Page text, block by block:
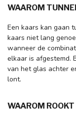
WAAROM
Een kaars kan gaan
kaars niet lang
wanneer de
elkaar is afgestemd.
van het glas achter
lont.
WAAROM